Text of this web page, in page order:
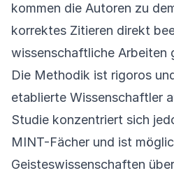
kommen die Autoren zu
korrektes Zitieren direkt
wissenschaftliche Arbeiten
Die Methodik ist rigoros
etablierte Wissenschaftler
Studie konzentriert sich
MINT-Fächer und ist
Geisteswissenschaften